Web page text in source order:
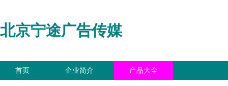
北京宁途广告传媒
首页 企业简介 产品大全